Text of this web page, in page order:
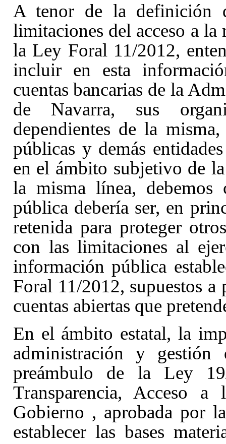
A tenor de la definición
limitaciones del acceso a
la Ley Foral 11/2012,
incluir en esta
cuentas bancarias de la
de Navarra, sus
dependientes de la
públicas y demás
en el ámbito subjetivo de
la misma línea, debemos
pública debería ser, en
retenida para proteger
con las limitaciones al
información pública
Foral 11/2012, supuestos
cuentas abiertas que
En el ámbito estatal, la
administración y
preámbulo de la Ley
Transparencia, Acceso
Gobierno , aprobada por
establecer las bases